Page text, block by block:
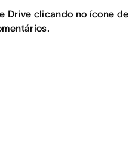
Drive clicando no ícone